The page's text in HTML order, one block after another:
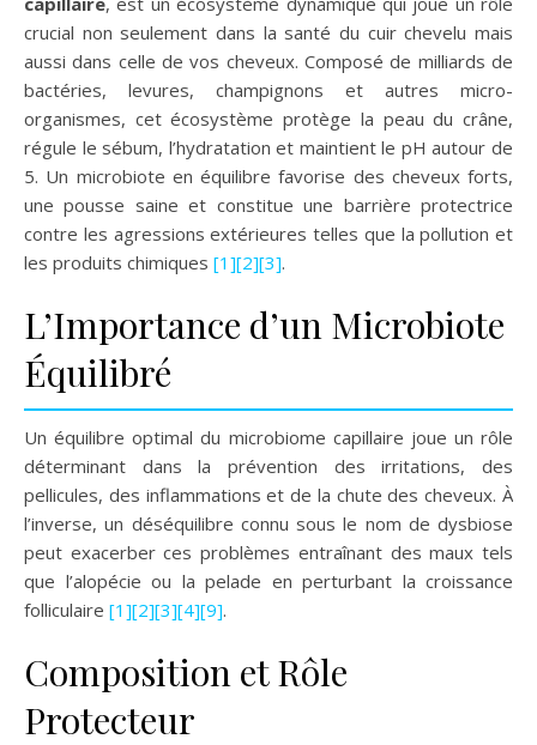
crucial non seulement dans la santé du cuir chevelu mais
aussi dans celle de vos cheveux. Composé de milliards de
bactéries, levures, champignons et autres micro-
organismes, cet écosystème protège la peau du crâne,
régule le sébum, l’hydratation et maintient le pH autour de
5. Un microbiote en équilibre favorise des cheveux forts,
une pousse saine et constitue une barrière protectrice
contre les agressions extérieures telles que la pollution et
les produits chimiques [1][2][3].
L’Importance d’un Microbiote
Équilibré
Un équilibre optimal du microbiome capillaire joue un rôle
déterminant dans la prévention des irritations, des
pellicules, des inflammations et de la chute des cheveux. À
l’inverse, un déséquilibre connu sous le nom de dysbiose
peut exacerber ces problèmes entraînant des maux tels
que l’alopécie ou la pelade en perturbant la croissance
folliculaire [1][2][3][4][9].
Composition et Rôle
Protecteur